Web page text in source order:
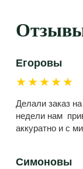
Егоровы
★★★★★
Делали заказ
недели нам
аккуратно и с
Симоновы